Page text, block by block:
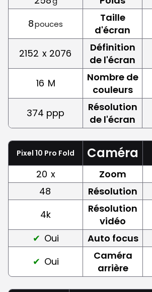
8pouces
Taille
d'écran
2152 x 2076
Définition
de l'écran
16 M
Nombre de
couleurs
374 ppp
Résolution
de l'écran
Pixel 10 Pro Fold Caméra
20 x Zoom
48
Résolution
4k
Résolution
vidéo
Oui
Auto focus
Oui
Caméra
arrière